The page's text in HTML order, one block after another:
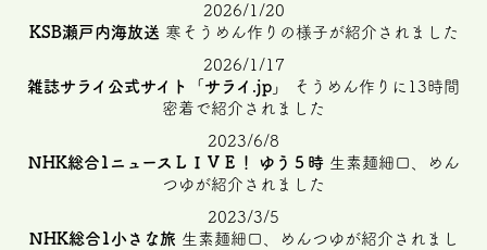
2026/1/20
KSB瀬戸内海放送 寒そうめん作りの様子が紹介されました
2026/1/17
雑誌サライ公式サイト「サライ.jp」
そうめん作りに13時間
密着で紹介されました
2023/6/8
NHK総合1ニュースＬＩＶＥ！ ゆう５時生素麺細口、めん
つゆが紹介されました
2023/3/5
NHK総合1小さな旅 生素麺細口、めんつゆが紹介されまし